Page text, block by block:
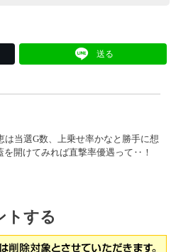
送る
は当選G数、上乗せ率かなと勝手に想
を開けてみれば直撃率優遇って‥！
トする